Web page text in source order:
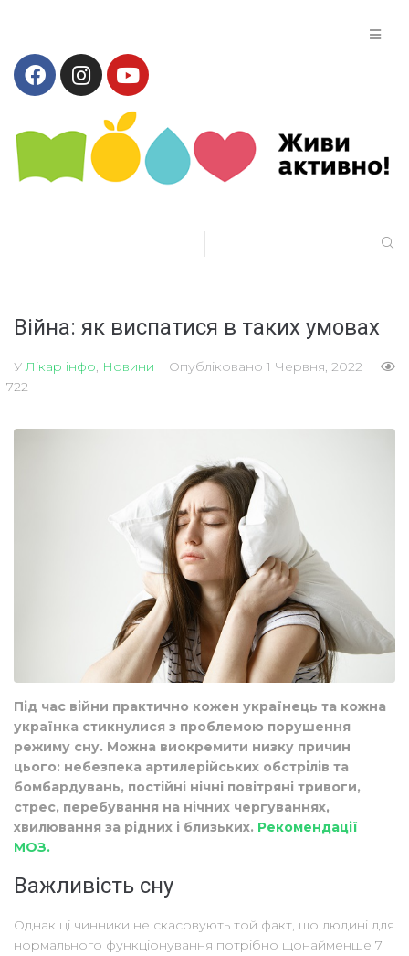
Війна: як виспатися в таких умовах
У Лікар інфо Новини Опубліковано 1 Червня, 2022
722
Під час війни практично кожен українець та кожна
українка стикнулися з проблемою порушення
режиму сну. Можна виокремити низку причин
цього: небезпека артилерійських обстрілів та
бомбардувань, постійні нічні повітряні тривоги,
стрес, перебування на нічних чергуваннях,
хвилювання за рідних і близьких. Рекомендації
МОЗ.
Важливість сну
Однак ці чинники не скасовують той факт, що людині для
нормального функціонування потрібно щонайменше 7